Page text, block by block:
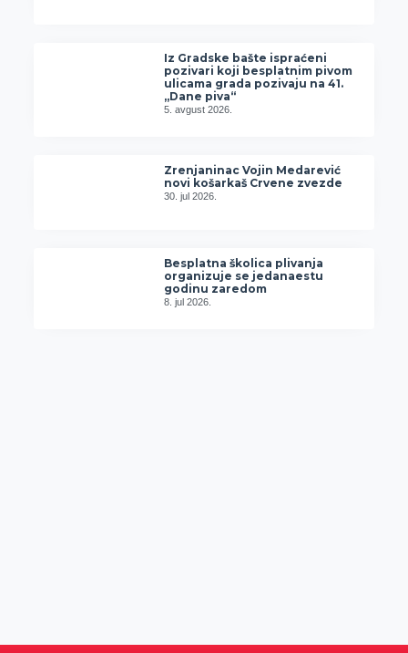
Iz Gradske bašte ispraćeni
pozivari koji besplatnim pivom
ulicama grada pozivaju na 41.
„Dane piva“
5. avgust 2026.
Zrenjaninac Vojin Medarević
novi košarkaš Crvene zvezde
30. jul 2026.
Besplatna školica plivanja
organizuje se jedanaestu
godinu zaredom
8. jul 2026.